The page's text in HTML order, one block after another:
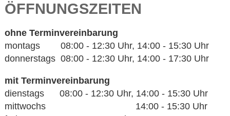
ÖFFNUNGSZEITEN
ohne Terminvereinbarung
montags 08:00 - 12:30 Uhr, 14:00 - 15:30 Uhr
donnerstags 08:00 - 12:30 Uhr, 14:00 - 17:30 Uhr
mit Terminvereinbarung
dienstags 08:00 - 12:30 Uhr, 14:00 - 15:30 Uhr
mittwochs 14:00 - 15:30 Uhr